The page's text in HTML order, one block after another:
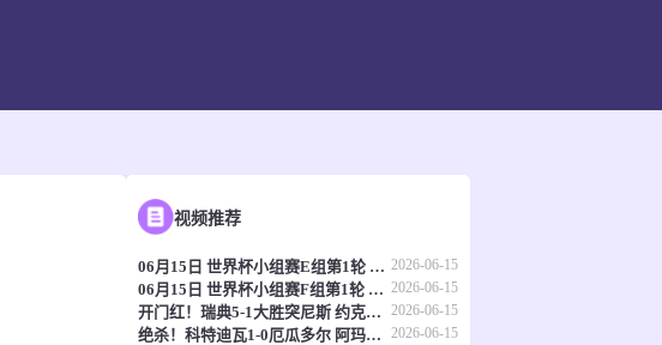
视频推荐
06月15日 世界杯小组赛E组第1轮 科特迪瓦vs厄瓜多尔 全场录像 2026-06-15
06月15日 世界杯小组赛F组第1轮 瑞典vs突尼斯 全场录像 2026-06-15
开门红！瑞典5-1大胜突尼斯 约克雷斯传射伊萨克1射2传阿亚里双响 2026-06-15
绝杀！科特迪瓦1-0厄瓜多尔 阿玛德制胜辛戈助攻 两队4中门框 2026-06-15